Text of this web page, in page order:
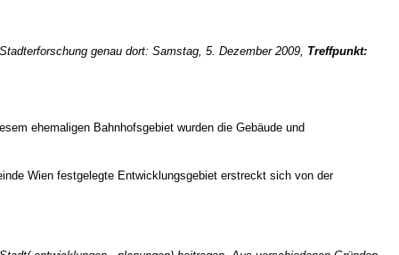
genau dort: Samstag, 5. Dezember 2009, Treffpunkt:
ehemaligen Bahnhofsgebiet wurden die Gebäude und
Wien festgelegte Entwicklungsgebiet erstreckt sich von der